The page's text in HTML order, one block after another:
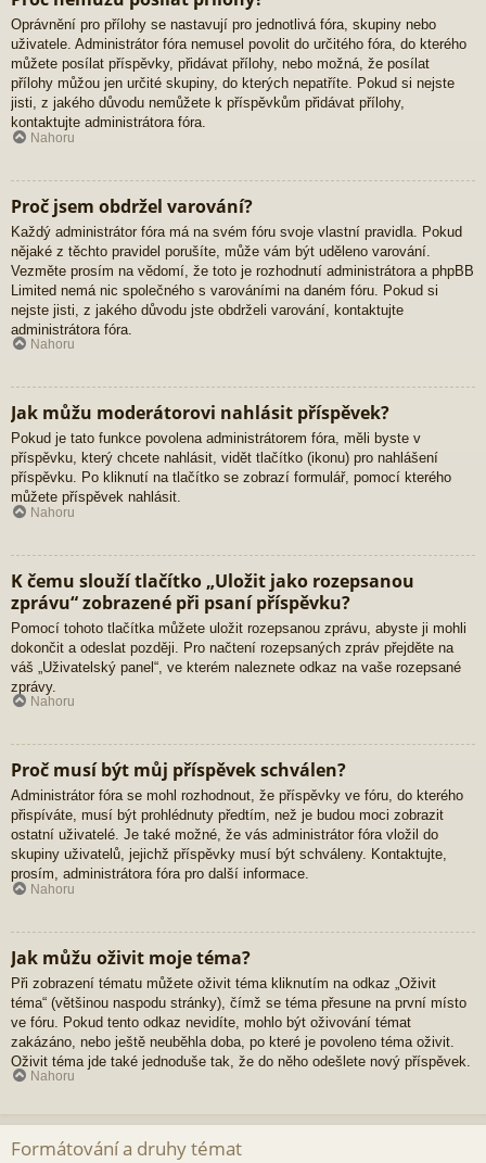
Oprávnění pro přílohy se nastavují pro jednotlivá fóra, skupiny nebo
uživatele. Administrátor fóra nemusel povolit do určitého fóra, do kterého
můžete posílat příspěvky, přidávat přílohy, nebo možná, že posílat
přílohy můžou jen určité skupiny, do kterých nepatříte. Pokud si nejste
jisti, z jakého důvodu nemůžete k příspěvkům přidávat přílohy,
kontaktujte administrátora fóra.
Nahoru
Proč jsem obdržel varování?
Každý administrátor fóra má na svém fóru svoje vlastní pravidla. Pokud
nějaké z těchto pravidel porušíte, může vám být uděleno varování.
Vezměte prosím na vědomí, že toto je rozhodnutí administrátora a phpBB
Limited nemá nic společného s varováními na daném fóru. Pokud si
nejste jisti, z jakého důvodu jste obdrželi varování, kontaktujte
administrátora fóra.
Nahoru
Jak můžu moderátorovi nahlásit příspěvek?
Pokud je tato funkce povolena administrátorem fóra, měli byste v
příspěvku, který chcete nahlásit, vidět tlačítko (ikonu) pro nahlášení
příspěvku. Po kliknutí na tlačítko se zobrazí formulář, pomocí kterého
můžete příspěvek nahlásit.
Nahoru
K čemu slouží tlačítko „Uložit jako rozepsanou
zprávu“ zobrazené při psaní příspěvku?
Pomocí tohoto tlačítka můžete uložit rozepsanou zprávu, abyste ji mohli
dokončit a odeslat později. Pro načtení rozepsaných zpráv přejděte na
váš „Uživatelský panel“, ve kterém naleznete odkaz na vaše rozepsané
zprávy.
Nahoru
Proč musí být můj příspěvek schválen?
Administrátor fóra se mohl rozhodnout, že příspěvky ve fóru, do kterého
přispíváte, musí být prohlédnuty předtím, než je budou moci zobrazit
ostatní uživatelé. Je také možné, že vás administrátor fóra vložil do
skupiny uživatelů, jejichž příspěvky musí být schváleny. Kontaktujte,
prosím, administrátora fóra pro další informace.
Nahoru
Jak můžu oživit moje téma?
Při zobrazení tématu můžete oživit téma kliknutím na odkaz „Oživit
téma“ (většinou naspodu stránky), čímž se téma přesune na první místo
ve fóru. Pokud tento odkaz nevidíte, mohlo být oživování témat
zakázáno, nebo ještě neuběhla doba, po které je povoleno téma oživit.
Oživit téma jde také jednoduše tak, že do něho odešlete nový příspěvek.
Nahoru
Formátování a druhy témat